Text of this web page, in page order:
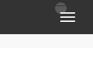
T
o